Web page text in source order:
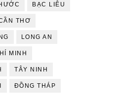
BẠC LIÊU
THƠ
LONG AN
MINH
TÂY NINH
ĐỒNG THÁP